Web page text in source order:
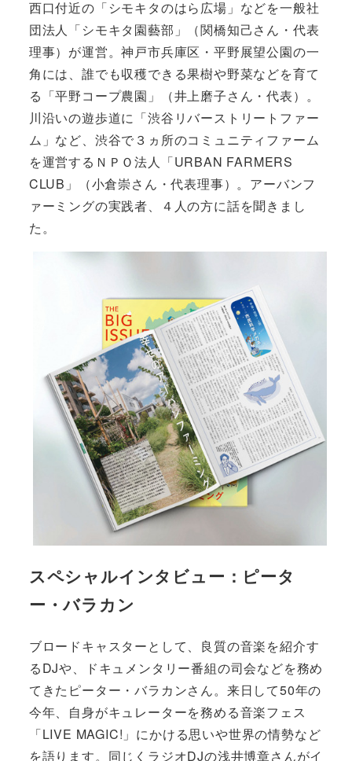
西口付近の「シモキタのはら広場」などを一般社
団法人「シモキタ園藝部」（関橋知己さん・代表
理事）が運営。神戸市兵庫区・平野展望公園の一
角には、誰でも収穫できる果樹や野菜などを育て
る「平野コープ農園」（井上磨子さん・代表）。
川沿いの遊歩道に「渋谷リバーストリートファー
ム」など、渋谷で３ヵ所のコミュニティファーム
を運営するＮＰＯ法人「URBAN FARMERS
CLUB」（小倉崇さん・代表理事）。アーバンフ
ァーミングの実践者、４人の方に話を聞きまし
た。
スペシャルインタビュー：ピータ
ー・バラカン
ブロードキャスターとして、良質の音楽を紹介す
るDJや、ドキュメンタリー番組の司会などを務め
てきたピーター・バラカンさん。来日して50年の
今年、自身がキュレーターを務める音楽フェス
「LIVE MAGIC!」にかける思いや世界の情勢など
を語ります。同じくラジオDJの浅井博章さんがイ